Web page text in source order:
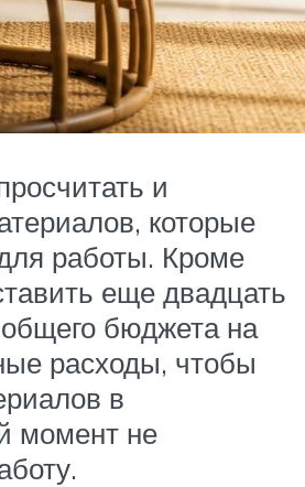
и
которые
работы. Кроме
еще двадцать
бюджета на
расходы, чтобы
в
момент не